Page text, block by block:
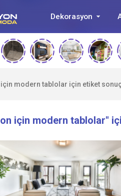
Dekorasyon
modern tablolar için etiket
için modern tablolar"